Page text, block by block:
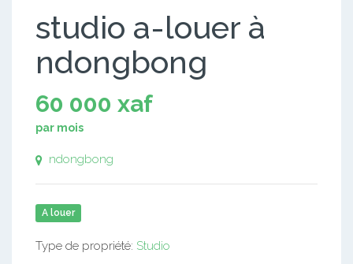
studio a-louer à
ndongbong
60 000 xaf
par mois
ndongbong
A louer
Type de propriété: Studio